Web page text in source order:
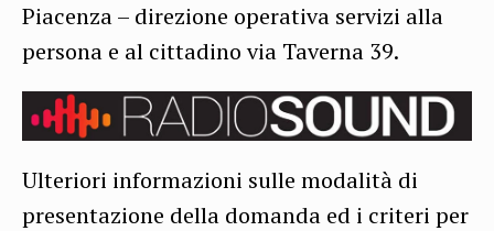
Piacenza – direzione operativa servizi alla
persona e al cittadino via Taverna 39.
Ulteriori informazioni sulle modalità di
presentazione della domanda ed i criteri per